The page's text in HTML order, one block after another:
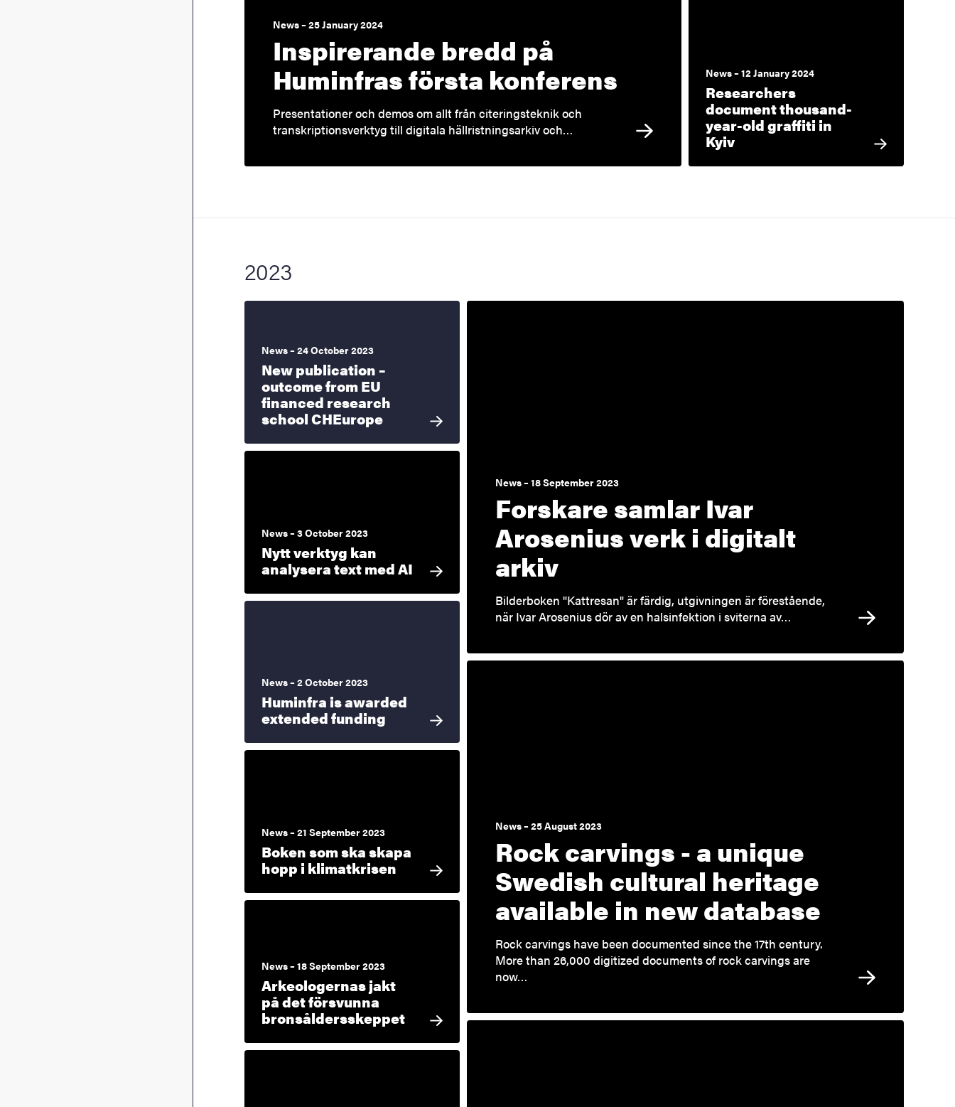
News – 25 January 2024
Inspirerande bredd på
Huminfras första konferens
Presentationer och demos om allt från citeringsteknik och
transkriptionsverktyg till digitala hällristningsarkiv och…
News – 12 January 2024
Researchers
document thousand-
year-old graffiti in
Kyiv
2023
News – 24 October 2023
New publication –
outcome from EU
financed research
school CHEurope
News – 3 October 2023
Nytt verktyg kan
analysera text med AI
News – 2 October 2023
Huminfra is awarded
extended funding
News – 21 September 2023
Boken som ska skapa
hopp i klimatkrisen
News – 18 September 2023
Arkeologernas jakt
på det försvunna
bronsåldersskeppet
News – 18 September 2023
Forskare samlar Ivar
Arosenius verk i digitalt
arkiv
Bilderboken "Kattresan" är färdig, utgivningen är förestående,
när Ivar Arosenius dör av en halsinfektion i sviterna av…
News – 25 August 2023
Rock carvings - a unique
Swedish cultural heritage
available in new database
Rock carvings have been documented since the 17th century.
More than 26,000 digitized documents of rock carvings are
now…